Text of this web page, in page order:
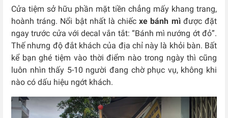
Cửa tiệm sở hữu phần mặt tiền chẳng mấy khang trang,
hoành tráng. Nổi bật nhất là chiếcxe bánh mìđược đặt
ngay trước cửa với decal vắn tắt: “Bánh mì nướng ớt đỏ”.
Thế nhưng độ đắt khách của địa chỉ này là khỏi bàn. Bất
kể bạn ghé tiệm vào thời điểm nào trong ngày thì cũng
luôn nhìn thấy 5-10 người đang chờ phục vụ, không khi
nào có dấu hiệu ngớt khách.